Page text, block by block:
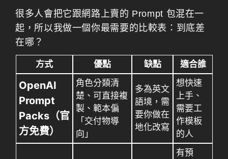
很多人會把它跟網路上賣的 Prompt 包混在一
起，所以我做一個你最需要的比較表：到底差
在哪？
方式 優點 缺點 適合誰
OpenAI
Prompt
Packs（官
方免費）
角色分類清
楚、可直接複
製、範本偏
「交付物導
向」
多為英文
語境，需
要你做在
地化改寫
想快速
上手、
需要工
作模板
的人
有預